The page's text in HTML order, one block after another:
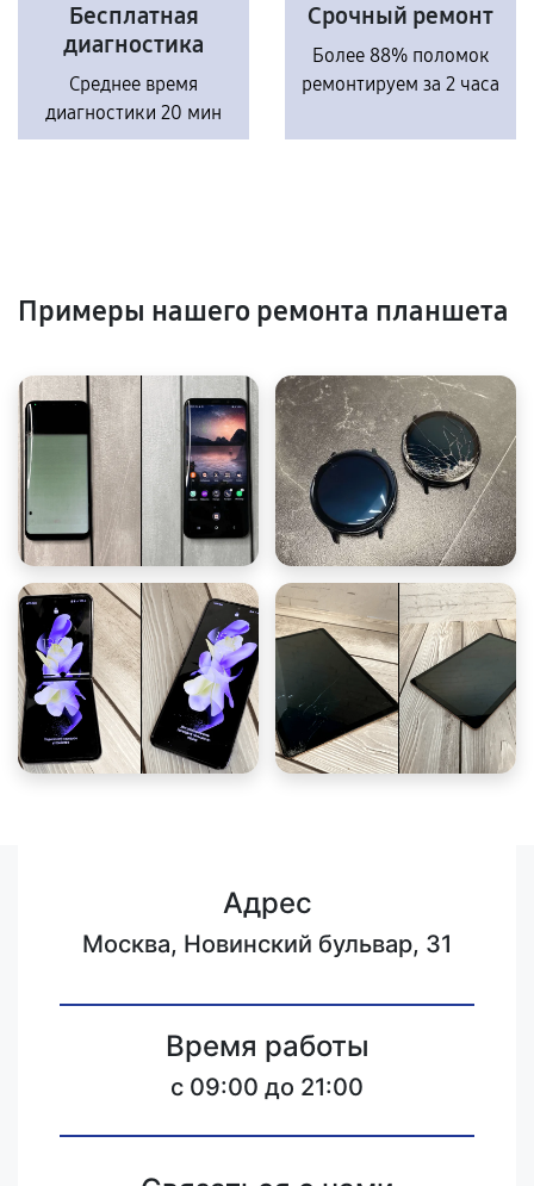
Бесплатная
диагностика
Среднее время
диагностики 20 мин
Срочный ремонт
Более 88% поломок
ремонтируем за 2 часа
Примеры нашего ремонта планшета
Адрес
Москва, Новинский бульвар, 31
Время работы
c 09:00 до 21:00